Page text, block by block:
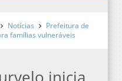
Notícias
Prefeitura de
famílias vulneráveis